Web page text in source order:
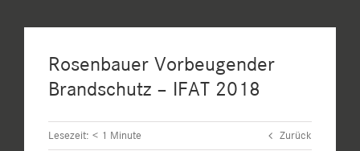
Rosenbauer Vorbeugender
Brandschutz – IFAT 2018
Lesezeit: < 1 Minute Zurück